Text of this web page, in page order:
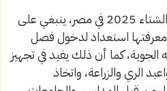
بعد عرض موعد بداية فصل الشتاء 2025 في مصر، ينبغي على
استعداد لدخول فصل
الجوية، كما أن ذلك يفيد في تجهيز
الري والزراعة، واتخاذ